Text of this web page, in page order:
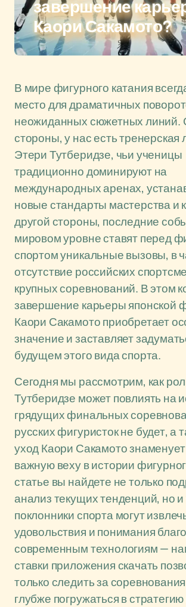
завершение
Каори Сакамото?
В мире фигурного катания
место для драматичных
неожиданных сюжетных линий.
стороны, у нас есть тренерская
Этери Тутберидзе, чьи ученицы
традиционно доминируют на
международных аренах,
новые стандарты мастерства и
другой стороны, последние
мировом уровне ставят перед
спортом уникальные вызовы, в
отсутствие российских
крупных соревнований. В этом
завершение карьеры японской
Каори Сакамото приобретает
значение и заставляет
будущем этого вида спорта.
Сегодня мы рассмотрим, как
Тутберидзе может повлиять на
грядущих финальных
русских фигуристок не будет, а
уход Каори Сакамото
важную веху в истории
статье вы найдете не только
анализ текущих тенденций, но и
поклонники спорта могут
удовольствия и понимания
современным технологиям —
ставки приложения скачать
только следить за
глубже погружаться в